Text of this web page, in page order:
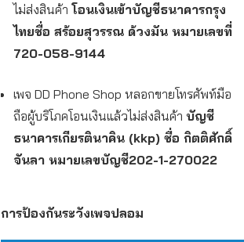
ไม่ส่งสินค้า โอนเงินเข้าบัญชีธนาคารกรุง
ไทยชื่อ สร้อยสุวรรณ ด้วงมัน หมายเลขที่
720-058-9144
เพจ DD Phone Shop หลอกขายโทรศัพท์มือ
ถือผู้บริโภคโอนเงินแล้วไม่ส่งสินค้า บัญชี
ธนาคารเกียรตินาคิน (kkp) ชื่อ กิตติศักดิ์
จันลา หมายเลขบัญชี202-1-270022
การป้องกันระวังเพจปลอม